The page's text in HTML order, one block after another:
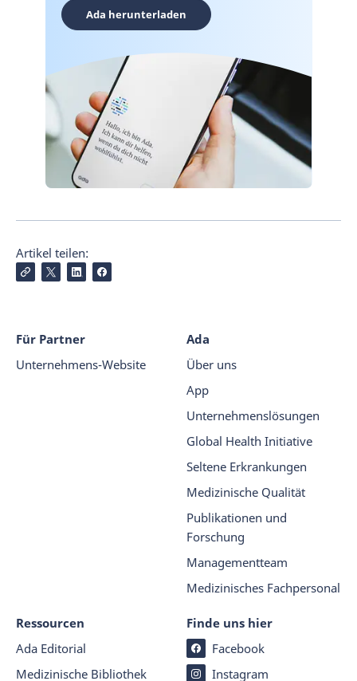
Ada herunterladen
Artikel teilen:
Für Partner
Unternehmens-Website
Ada
Über uns
App
Unternehmenslösungen
Global Health Initiative
Seltene Erkrankungen
Medizinische Qualität
Publikationen und
Forschung
Managementteam
Medizinisches Fachpersonal
Ressourcen
Ada Editorial
Medizinische Bibliothek
Finde uns hier
Facebook
Instagram